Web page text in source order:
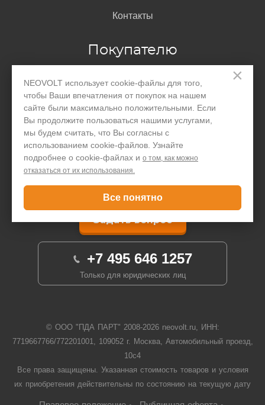
×
NEOVOLT использует cookie-файлы для того,
чтобы Ваши впечатления от покупок на нашем
сайте были максимально положительными. Если
Вы продолжите пользоваться нашими услугами,
мы будем считать, что Вы согласны с
использованием cookie-файлов. Узнайте
подробнее о cookie-файлах и о том, как можно
отказаться от их использования.
Все понятно
Контакты
Покупателю
Доставка и оплата
Гарантия
Помощь
Договор-оферта
Написать директору
Задать вопрос
+7 495 646 1257
Только для юридических лиц
© ООО "ПДА ПАРТ" 2008-2026neovolt.ru, ИНН:
7719667766/772201001, 109052 г. Москва, Автомобильный проезд,
10с4
Все права защищены. Указанная стоимость товаров и условия
их приобретения действительны по состоянию на текущую дату